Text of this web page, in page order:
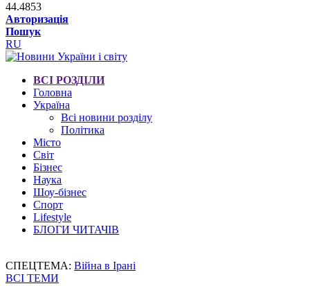
44.4853
Авторизація
Пошук
RU
ВСІ РОЗДІЛИ
Головна
Україна
Всі новини розділу
Політика
Місто
Світ
Бізнес
Наука
Шоу-бізнес
Спорт
Lifestyle
БЛОГИ ЧИТАЧІВ
СПЕЦТЕМА: Війна в Ірані
ВСІ ТЕМИ